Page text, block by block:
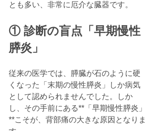
とも多い、非常に厄介な臓器です。
① 診断の盲点「早期慢性
膵炎」
従来の医学では、膵臓が石のように硬
くなった「末期の慢性膵炎」しか病気
として認められませんでした。しか
し、その手前にある**「早期慢性膵炎」
**こそが、背部痛の大きな原因となりま